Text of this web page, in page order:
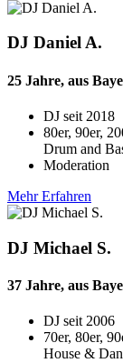
DJ Daniel A.
25 Jahre, aus
DJ seit 2018
80er, 90er,
Drum and
Moderation
Mehr Erfahren
DJ Michael S.
37 Jahre, aus
DJ seit 2006
70er, 80er,
House &